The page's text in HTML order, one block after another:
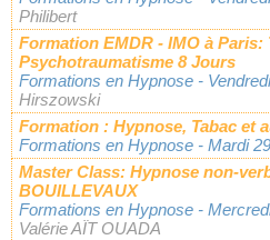
Philibert
Formation EMDR - IMO à
Psychotraumatisme 8 Jours
Formations en Hypnose -
Hirszowski
Formation : Hypnose, Tabac et
Formations en Hypnose - Mardi
Master Class: Hypnose non-
BOUILLEVAUX
Formations en Hypnose -
Valérie AÏT OUADA